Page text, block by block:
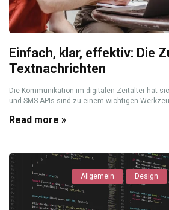
Einfach, klar, effektiv: Die
Textnachrichten
Die Kommunikation im digitalen Zeitalter hat
und SMS APIs sind zu einem wichtigen
Read more »
Allgemein Design